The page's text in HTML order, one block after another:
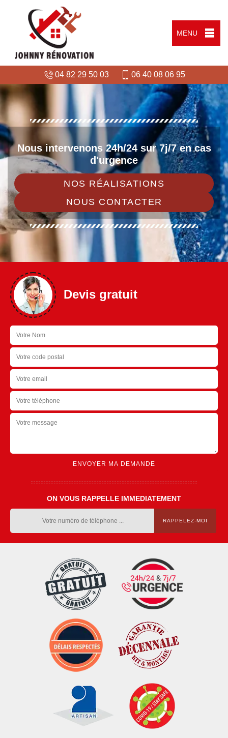
MENU
04 82 29 50 03 06 40 08 06 95
Nous intervenons 24h/24 sur 7j/7 en cas
d'urgence
NOS RÉALISATIONS
NOUS CONTACTER
Devis gratuit
ON VOUS RAPPELLE IMMEDIATEMENT